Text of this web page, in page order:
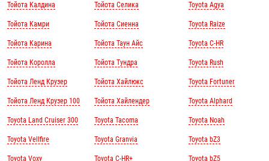
Тойота Калдина
Тойота Камри
Тойота Карина
Тойота Королла
Тойота Ленд Крузер
Тойота Ленд Крузер 100
Toyota Land Cruiser 300
Toyota Vellfire
Toyota Voxy
Тойота Селика
Тойота Сиенна
Тойота Таун Айс
Тойота Тундра
Тойота Хайлюкс
Тойота Хайлендер
Toyota Tacoma
Toyota Granvia
Toyota C-HR+
Toyota Agya
Toyota Raize
Toyota C-HR
Toyota Rush
Toyota Fortuner
Toyota Alphard
Toyota Noah
Toyota bZ3
Toyota bZ5